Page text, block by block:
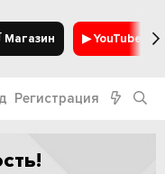
Магазин ▶ YouTube
Регистрация